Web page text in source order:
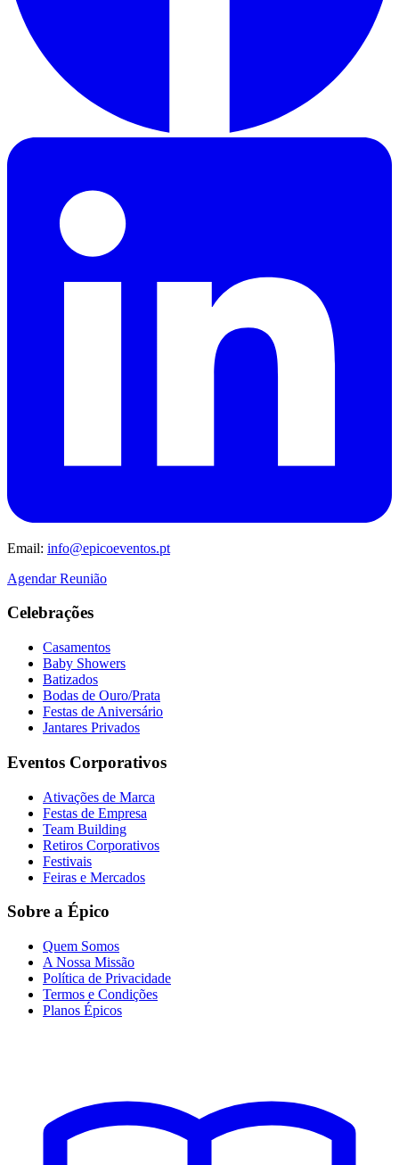
Email: info@epicoeventos.pt
Agendar Reunião
Celebrações
Casamentos
Baby Showers
Batizados
Bodas de Ouro/Prata
Festas de Aniversário
Jantares Privados
Eventos Corporativos
Ativações de Marca
Festas de Empresa
Team Building
Retiros Corporativos
Festivais
Feiras e Mercados
Sobre a Épico
Quem Somos
A Nossa Missão
Política de Privacidade
Termos e Condições
Planos Épicos